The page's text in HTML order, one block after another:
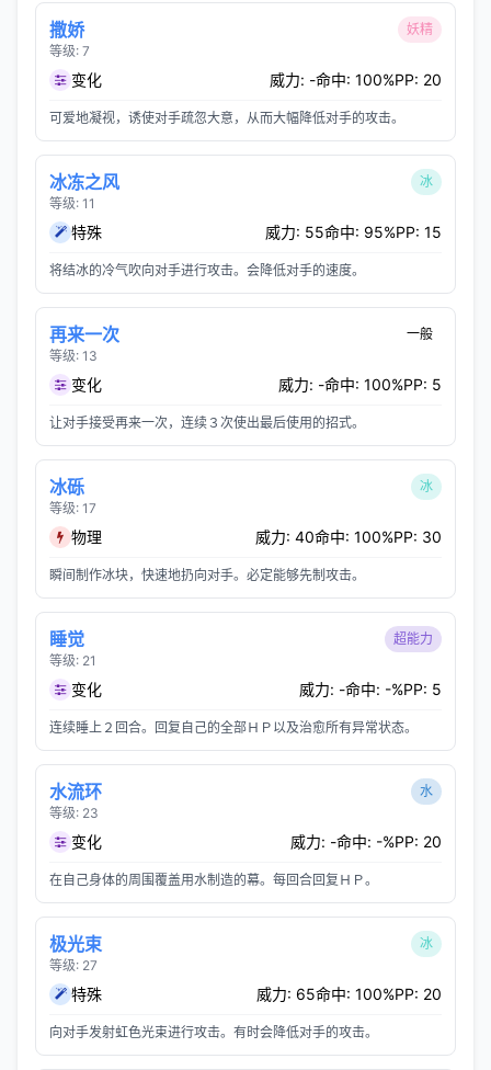
撒娇
等级: 7
妖精
变化 威力: -命中: 100%PP: 20
可爱地凝视，诱使对手疏忽大意，从而大幅降低对手的攻击。
冰冻之风
等级: 11
冰
特殊 威力: 55命中: 95%PP: 15
将结冰的冷气吹向对手进行攻击。会降低对手的速度。
再来一次
等级: 13
一般
变化 威力: -命中: 100%PP: 5
让对手接受再来一次，连续３次使出最后使用的招式。
冰砾
等级: 17
冰
物理 威力: 40命中: 100%PP: 30
瞬间制作冰块，快速地扔向对手。必定能够先制攻击。
睡觉
等级: 21
超能力
变化 威力: -命中: -%PP: 5
连续睡上２回合。回复自己的全部ＨＰ以及治愈所有异常状态。
水流环
等级: 23
水
变化 威力: -命中: -%PP: 20
在自己身体的周围覆盖用水制造的幕。每回合回复ＨＰ。
极光束
等级: 27
冰
特殊 威力: 65命中: 100%PP: 20
向对手发射虹色光束进行攻击。有时会降低对手的攻击。